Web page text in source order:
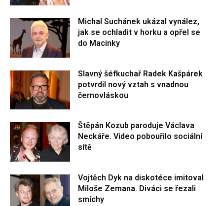
Michal Suchánek ukázal vynález,
jak se ochladit v horku a opřel se
do Macinky
Slavný šéfkuchař Radek Kašpárek
potvrdil nový vztah s vnadnou
černovláskou
Štěpán Kozub paroduje Václava
Neckáře. Video pobouřilo sociální
sítě
Vojtěch Dyk na diskotéce imitoval
Miloše Zemana. Diváci se řezali
smíchy